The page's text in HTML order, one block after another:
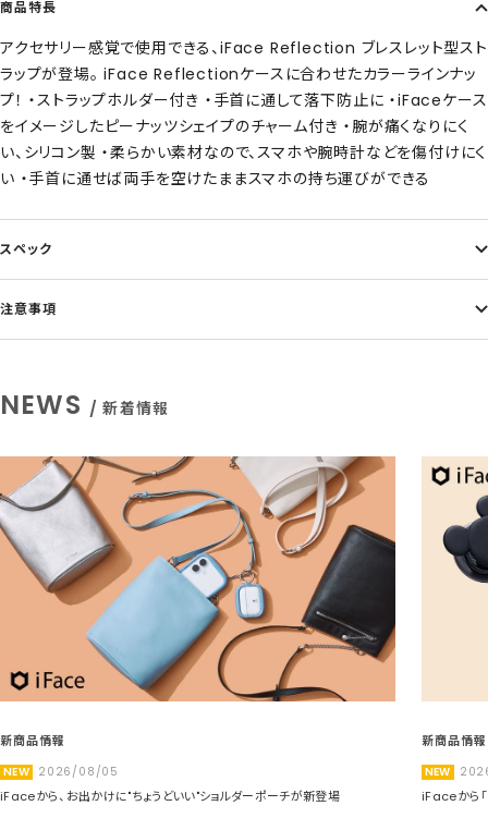
商品特長
アクセサリー感覚で使用できる、iFace Reflection ブレスレット型スト
ラップが登場。 iFace Reflectionケースに合わせたカラーラインナッ
プ！ ・ストラップホルダー付き ・手首に通して落下防止に ・iFaceケース
をイメージしたピーナッツシェイプのチャーム付き ・腕が痛くなりにく
い、シリコン製 ・柔らかい素材なので、スマホや腕時計などを傷付けにく
い ・手首に通せば両手を空けたままスマホの持ち運びができる
スペック
注意事項
NEWS / 新着情報
新商品情報
NEW 2026/08/05
iFaceから、お出かけに"ちょうどいい"ショルダーポーチが新登場
新商品情報
NEW
iFaceから